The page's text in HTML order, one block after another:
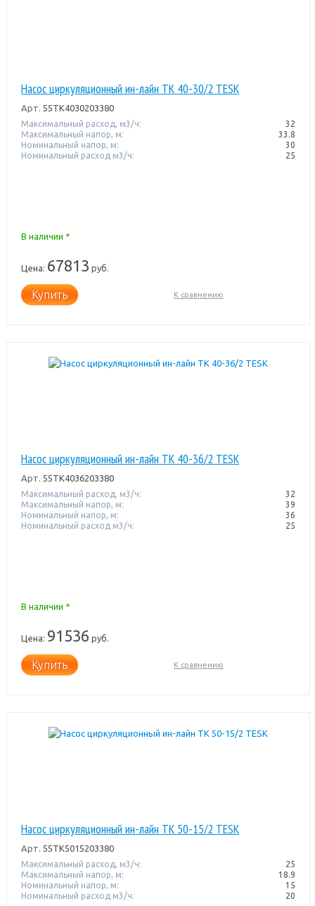
Насос циркуляционный ин-лайн TK 40-30/2 TESK
Арт. 55TK4030203380
Максимальный расход, м3/ч:
32
Максимальный напор, м:
33.8
Номинальный напор, м:
30
Номинальный расход м3/ч:
25
В наличии *
Цена: 67813 руб.
Купить К сравнению
Насос циркуляционный ин-лайн TK 40-36/2 TESK
Арт. 55TK4036203380
Максимальный расход, м3/ч:
32
Максимальный напор, м:
39
Номинальный напор, м:
36
Номинальный расход м3/ч:
25
В наличии *
Цена: 91536 руб.
Купить К сравнению
Насос циркуляционный ин-лайн TK 50-15/2 TESK
Арт. 55TK5015203380
Максимальный расход, м3/ч:
25
Максимальный напор, м:
18.9
Номинальный напор, м:
15
Номинальный расход м3/ч:
20